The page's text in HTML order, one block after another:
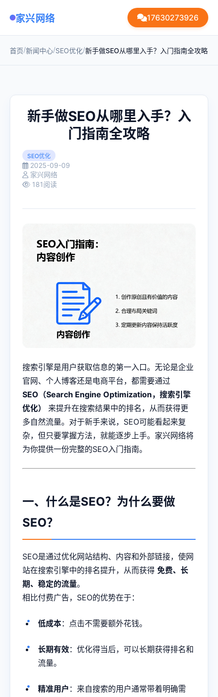
家兴网络 17630273926
首页/新闻中心/SEO优化/新手做SEO从哪里入手？入门指南全攻略
新手做SEO从哪里入手？入
门指南全攻略
SEO优化
2025-09-09
家兴网络
181阅读
搜索引擎是用户获取信息的第一入口。无论是企业
官网、个人博客还是电商平台，都需要通过
SEO（Search Engine Optimization，搜索引擎
优化）
来提升在搜索结果中的排名，从而获得更
多自然流量。对于新手来说，SEO可能看起来复
杂，但只要掌握方法，就能逐步上手。家兴网络将
为你提供一份完整的SEO入门指南。
一、什么是SEO？为什么要做
SEO？
SEO是通过优化网站结构、内容和外部链接，使网
站在搜索引擎中的排名提升，从而获得 免费、长
期、稳定的流量。
相比付费广告，SEO的优势在于：
低成本：点击不需要额外花钱。
长期有效：优化得当后，可以长期获得排名和
流量。
精准用户 ：来自搜索的用户通常带着明确需